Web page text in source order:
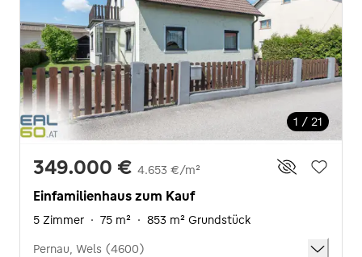
1 / 21
349.000 € 4.653 €/m²
Einfamilienhaus zum Kauf
5 Zimmer · 75 m² · 853 m² Grundstück
Pernau, Wels (4600)